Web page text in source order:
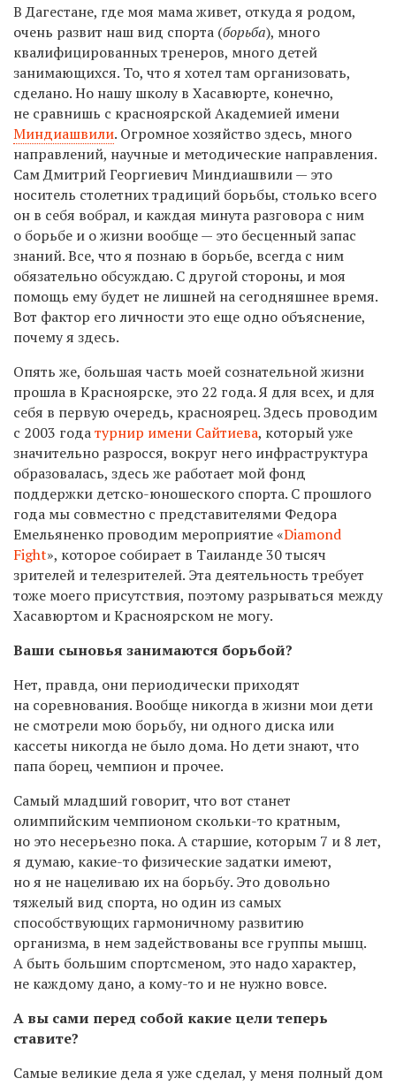
В Дагестане, где моя мама живет, откуда я родом,
очень развит наш вид спорта (борьба), много
квалифицированных тренеров, много детей
занимающихся. То, что я хотел там организовать,
сделано. Но нашу школу в Хасавюрте, конечно,
не сравнишь с красноярской Академией имени
Миндиашвили. Огромное хозяйство здесь, много
направлений, научные и методические направления.
Сам Дмитрий Георгиевич Миндиашвили — это
носитель столетних традиций борьбы, столько всего
он в себя вобрал, и каждая минута разговора с ним
о борьбе и о жизни вообще — это бесценный запас
знаний. Все, что я познаю в борьбе, всегда с ним
обязательно обсуждаю. С другой стороны, и моя
помощь ему будет не лишней на сегодняшнее время.
Вот фактор его личности это еще одно объяснение,
почему я здесь.
Опять же, большая часть моей сознательной жизни
прошла в Красноярске, это 22 года. Я для всех, и для
себя в первую очередь, красноярец. Здесь проводим
с 2003 годатурнир имени Сайтиева, который уже
значительно разросся, вокруг него инфраструктура
образовалась, здесь же работает мой фонд
поддержки детско-юношеского спорта. С прошлого
года мы совместно с представителями Федора
Емельяненко проводим мероприятие «Diamond
Fight», которое собирает в Таиланде 30 тысяч
зрителей и телезрителей. Эта деятельность требует
тоже моего присутствия, поэтому разрываться между
Хасавюртом и Красноярском не могу.
Ваши сыновья занимаются борьбой?
Нет, правда, они периодически приходят
на соревнования. Вообще никогда в жизни мои дети
не смотрели мою борьбу, ни одного диска или
кассеты никогда не было дома. Но дети знают, что
папа борец, чемпион и прочее.
Самый младший говорит, что вот станет
олимпийским чемпионом скольки-то кратным,
но это несерьезно пока. А старшие, которым 7 и 8 лет,
я думаю, какие-то физические задатки имеют,
но я не нацеливаю их на борьбу. Это довольно
тяжелый вид спорта, но один из самых
способствующих гармоничному развитию
организма, в нем задействованы все группы мышц.
А быть большим спортсменом, это надо характер,
не каждому дано, а кому-то и не нужно вовсе.
А вы сами перед собой какие цели теперь
ставите?
Самые великие дела я уже сделал, у меня полный дом